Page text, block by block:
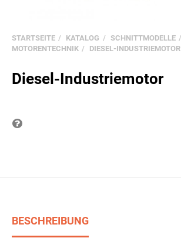
STARTSEITE KATALOG
SCHNITTMODELLE
MOTORENTECHNIK
DIESEL-INDUSTRIEMOTOR
Diesel-Industriemotor
BESCHREIBUNG